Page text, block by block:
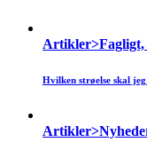
Hvilken strøelse skal